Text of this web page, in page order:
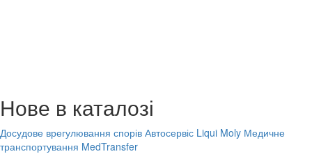
Нове в каталозі
Досудове врегулювання спорів Автосервіс Liqui Moly Медичне
транспортування MedTransfer